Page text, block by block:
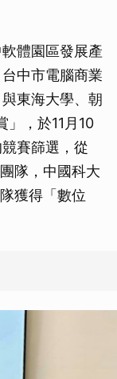
體園區發展產
中市電腦商業
東海大學、朝
」，於11月10
賽篩選，從
隊，中國科大
獲得「數位